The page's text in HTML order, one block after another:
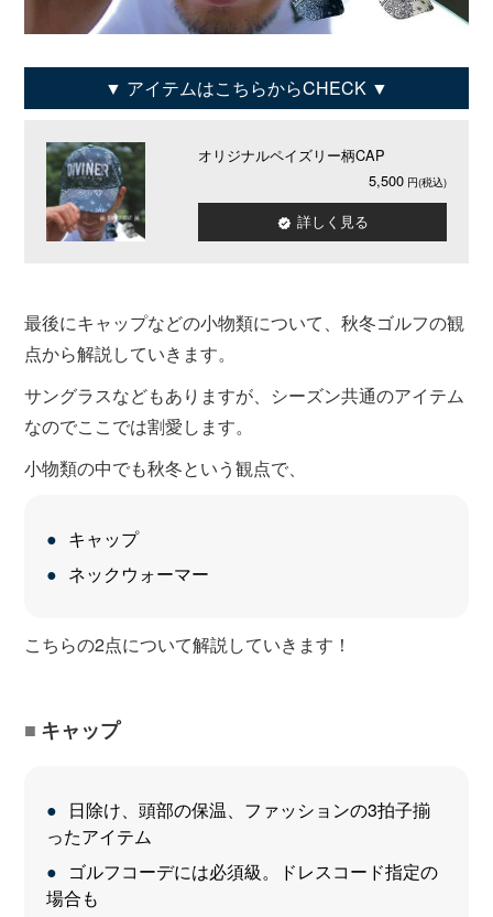
アイテムはこちらからCHECK
オリジナルペイズリー柄CAP
5,500
詳しく見る
最後にキャップなどの小物類について、秋冬ゴルフの観
点から解説していきます。
サングラスなどもありますが、シーズン共通のアイテム
なのでここでは割愛します。
小物類の中でも秋冬という観点で、
キャップ
ネックウォーマー
こちらの2点について解説していきます！
キャップ
日除け、頭部の保温、ファッションの3拍子揃
ったアイテム
ゴルフコーデには必須級。ドレスコード指定の
場合も